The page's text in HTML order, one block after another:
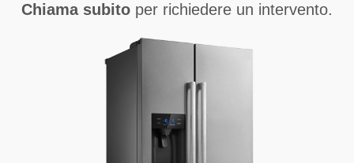
Chiama subito per richiedere un intervento.